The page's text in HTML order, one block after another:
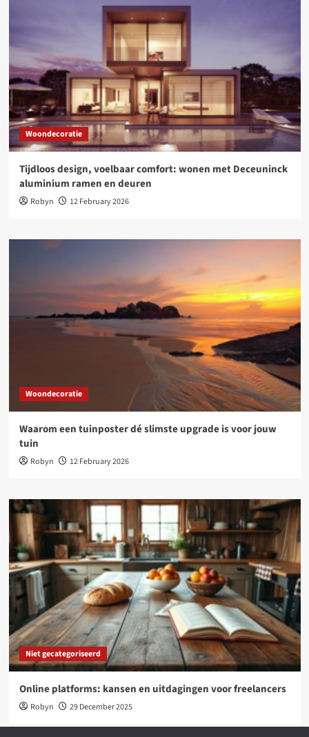
Woondecoratie
Tijdloos design, voelbaar comfort: wonen met Deceuninck
aluminium ramen en deuren
Robyn 12 February 2026
Woondecoratie
Waarom een tuinposter dé slimste upgrade is voor jouw
tuin
Robyn 12 February 2026
Niet gecategoriseerd
Online platforms: kansen en uitdagingen voor freelancers
Robyn 29 December 2025